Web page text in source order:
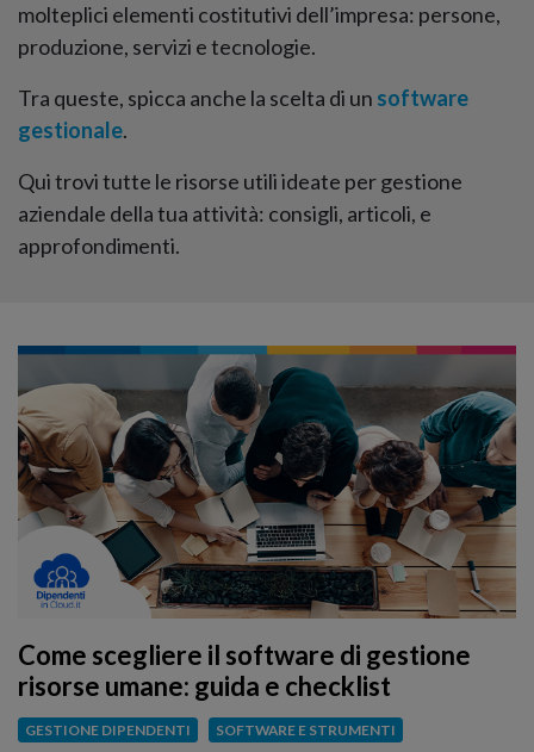
molteplici elementi costitutivi dell’impresa: persone,
produzione, servizi e tecnologie.
Tra queste, spicca anche la scelta di un software
gestionale.
Qui trovi tutte le risorse utili ideate per gestione
aziendale della tua attività: consigli, articoli, e
approfondimenti.
Come scegliere il software di gestione
risorse umane: guida e checklist
GESTIONE DIPENDENTI SOFTWARE E STRUMENTI